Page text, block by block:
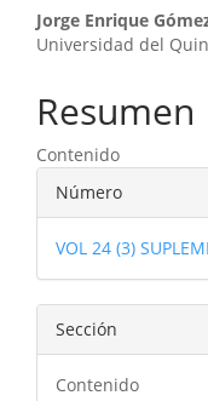
principal
del
artículo
Jorge Enrique
Universidad del
Resumen
Contenido
Detalles
del
artículo
Número
VOL 24 (3)
Sección
Contenido